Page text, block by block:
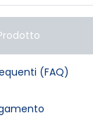
(FAQ)